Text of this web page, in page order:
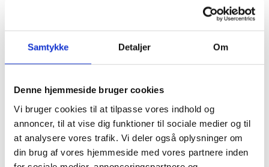
Samtykke Detaljer Om
Denne hjemmeside bruger cookies
Vi bruger cookies til at tilpasse vores indhold og
annoncer, til at vise dig funktioner til sociale medier og til
at analysere vores trafik. Vi deler også oplysninger om
din brug af vores hjemmeside med vores partnere inden